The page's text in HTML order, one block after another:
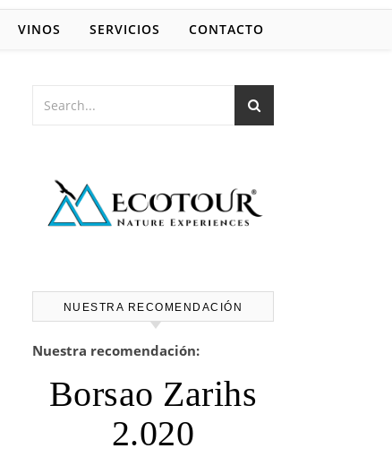
VINOS SERVICIOS CONTACTO
NUESTRA RECOMENDACIÓN
Nuestra recomendación:
Borsao Zarihs
2.020